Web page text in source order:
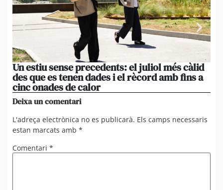
Un estiu sense precedents: el juliol més càlid
des que es tenen dades i el rècord amb fins a
cinc onades de calor
Deixa un comentari
L'adreça electrònica no es publicarà. Els camps necessaris
estan marcats amb *
Comentari *